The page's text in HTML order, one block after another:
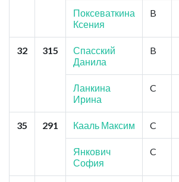
Поксеваткина
Ксения
B
32 315
Спасский
Данила
B
Ланкина
Ирина
C
35 291 Кааль Максим C
Янкович
София
C